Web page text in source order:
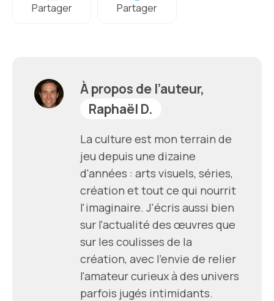
Partager Partager
À propos de l’auteur,
Raphaël D.
La culture est mon terrain de
jeu depuis une dizaine
d'années : arts visuels, séries,
création et tout ce qui nourrit
l'imaginaire. J'écris aussi bien
sur l'actualité des œuvres que
sur les coulisses de la
création, avec l'envie de relier
l'amateur curieux à des univers
parfois jugés intimidants.